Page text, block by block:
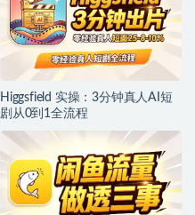
Higgsfield 实操：3分钟真人AI短
剧从0到1全流程